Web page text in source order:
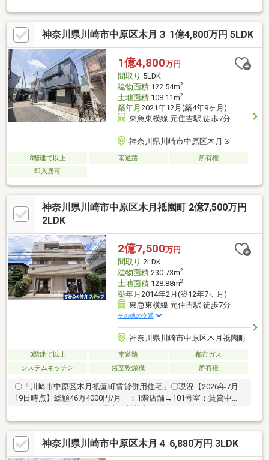
└─────────────────────・シューズクローク・ウォーク
インクローゼット・納戸・対面キッチン・食器洗い乾燥機・IHコ
ンロ・浴室乾燥機・オール電化・太陽子パネル・インナーガレー
ジ・宅配ボックス・LOW-Eペアガラス
神奈川県川崎市中原区木月３ 1億4,800万円 5LDK
1億4,800万円
間取り 5LDK
建物面積122.54m2
土地面積108.11m2
築年月 2021年12月(築4年9ヶ月)
東急東横線 元住吉駅 徒歩7分
神奈川県川崎市中原区木月３
3階建て以上 南道路
所有権
即入居可
神奈川県川崎市中原区木月祗園町 2億7,500万円
2LDK
2億7,500万円
間取り 2LDK
建物面積230.73m2
土地面積128.88m2
築年月 2014年2月(築12年7ヶ月)
東急東横線 元住吉駅 徒歩7分
その他の交通
神奈川県川崎市中原区木月祗園町
3階建て以上 南道路
都市ガス
システムキッチン
浴室乾燥機 所有権
〇「川崎市中原区木月祇園町賃貸併用住宅」〇現況【2026年7月
19日時点】総額46万4000円/月 ：1階店舗→101号室：賃貸中
（12万1000円/月）、102号室：賃貸中（14万3000円/月） /2階
（1K×2）→ 201号室：賃貸中（10万円/月）、202号室：賃貸中
（10万円/月）/3階オーナー住戸2LDK＋屋上：空室 〇建物面
積：230.73㎡(約69.79坪)〇築年月：2014年02月〇構造：鉄骨造〇
土地面積：128.88㎡(約38.98坪)／セットバック済み／他に私道負
神奈川県川崎市中原区木月４ 6,880万円 3LDK